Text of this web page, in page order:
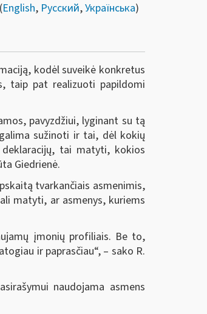
English, Русский,Українська)
kodėl suveikė konkretus
taip pat realizuoti papildomi
pavyzdžiui, lyginant su tą
sužinoti ir tai, dėl kokių
tai matyti, kokios
Giedrienė.
tvarkančiais asmenimis,
matyti, ar asmenys, kuriems
įmonių profiliais. Be to,
ir paprasčiau“, – sako R.
naudojama asmens